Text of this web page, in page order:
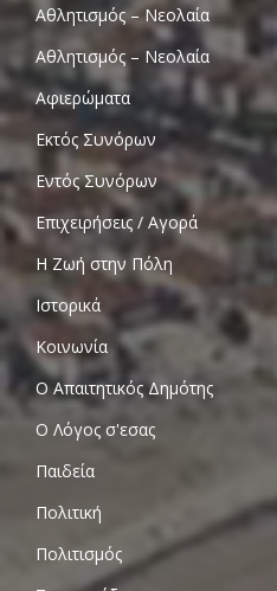
Αθλητισμός – Νεολαία
Αθλητισμός – Νεολαία
Αφιερώματα
Εκτός Συνόρων
Εντός Συνόρων
Επιχειρήσεις / Αγορά
Η Ζωή στην Πόλη
Ιστορικά
Κοινωνία
Ο Απαιτητικός Δημότης
Ο Λόγος σ'εσας
Παιδεία
Πολιτική
Πολιτισμός